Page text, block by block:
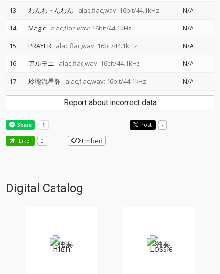
13
わんわ・んわん alac,flac,wav: 16bit/44.1kHz
N/A
14
Magic alac,flac,wav: 16bit/44.1kHz
N/A
15
PRAYER alac,flac,wav: 16bit/44.1kHz
N/A
16
アルモニ alac,flac,wav: 16bit/44.1kHz
N/A
17
玲瓏流星群 alac,flac,wav: 16bit/44.1kHz N/A
Report about incorrect data
Post -
Like! 0 Embed
Digital Catalog